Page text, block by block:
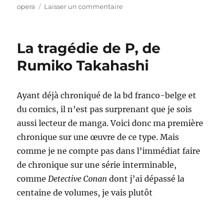
le
opera
Laisser un commentairesur
les
confins,
de
La tragédie de P, de
Rumiko Takahashi
Ayant déjà chroniqué de la bd franco-belge et
du comics, il n’est pas surprenant que je sois
aussi lecteur de manga. Voici donc ma première
chronique sur une œuvre de ce type. Mais
comme je ne compte pas dans l’immédiat faire
de chronique sur une série interminable,
commeDetective Conan dont j’ai dépassé la
centaine de volumes, je vais plutôt